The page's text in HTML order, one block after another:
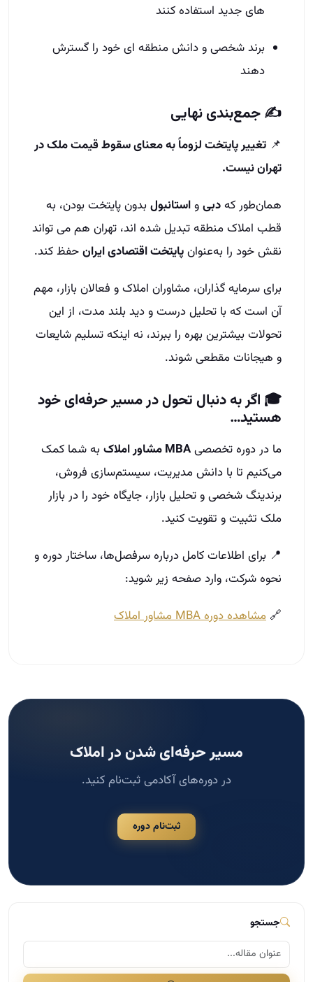
های جدید استفاده کنند
برند شخصی و دانش منطقه‌ ای خود را گسترش
دهند
✍️ جمع‌بندی نهایی
📌 تغییر پایتخت لزوماً به معنای سقوط قیمت ملک در
تهران نیست.
همان‌طور کهدبیواستانبولبدون پایتخت بودن، به
قطب املاک منطقه تبدیل شده‌ اند، تهران هم می‌ تواند
نقش خود را به‌عنوانپایتخت اقتصادی ایرانحفظ کند.
برای سرمایه‌ گذاران، مشاوران املاک و فعالان بازار، مهم
آن است که با تحلیل درست و دید بلند مدت، از این
تحولات بیشترین بهره را ببرند، نه اینکه تسلیم شایعات
و هیجانات مقطعی شوند.
🎓 اگر به دنبال تحول در مسیر حرفه‌ای خود
هستید…
ما در دوره تخصصیMBA مشاور املاک
به شما کمک
می‌کنیم تا با دانش مدیریت، سیستم‌سازی فروش،
برندینگ شخصی و تحلیل بازار، جایگاه خود را در بازار
ملک تثبیت و تقویت کنید.
📍 برای اطلاعات کامل درباره سرفصل‌ها، ساختار دوره و
نحوه شرکت، وارد صفحه زیر شوید:
🔗 مشاهده دوره MBA مشاور املاک
مسیر حرفه‌ای شدن در املاک
در دوره‌های آکادمی ثبت‌نام کنید.
ثبت‌نام دوره
جستجو